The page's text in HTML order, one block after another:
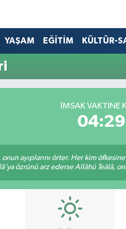
YAŞAM EĞİTİM KÜLTÜR-
İMSAK VAKTİNE
ayıplarını örter. Her kim
özrünü arz ederse Allâhü Teâlâ,